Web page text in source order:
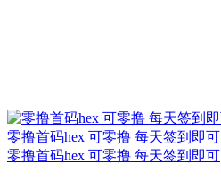
零撸首码hex 可零撸 每天签到即可
零撸首码hex 可零撸 每天签到即可